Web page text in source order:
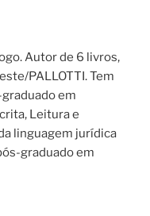
Autor de 6 livros,
PALLOTTI. Tem
em
Leitura e
linguagem jurídica
graduado em